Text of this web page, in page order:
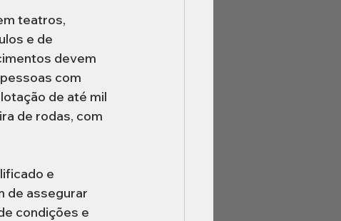
teatros,
e de
devem
com
de até mil
de rodas, com
e
de assegurar
condições e